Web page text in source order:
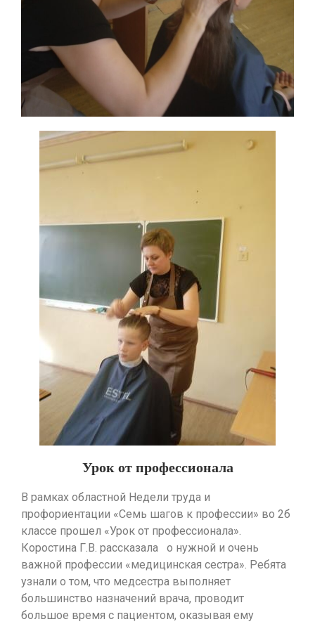
Урок от профессионала
В рамках областной Недели труда и
профориентации «Семь шагов к профессии» во 2б
классе прошел «Урок от профессионала».
Коростина Г.В. рассказала о нужной и очень
важной профессии «медицинская сестра». Ребята
узнали о том, что медсестра выполняет
большинство назначений врача, проводит
большое время с пациентом, оказывая ему